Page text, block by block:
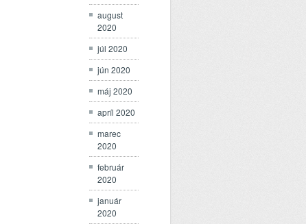
august
2020
júl 2020
jún 2020
máj 2020
apríl 2020
marec
2020
február
2020
január
2020